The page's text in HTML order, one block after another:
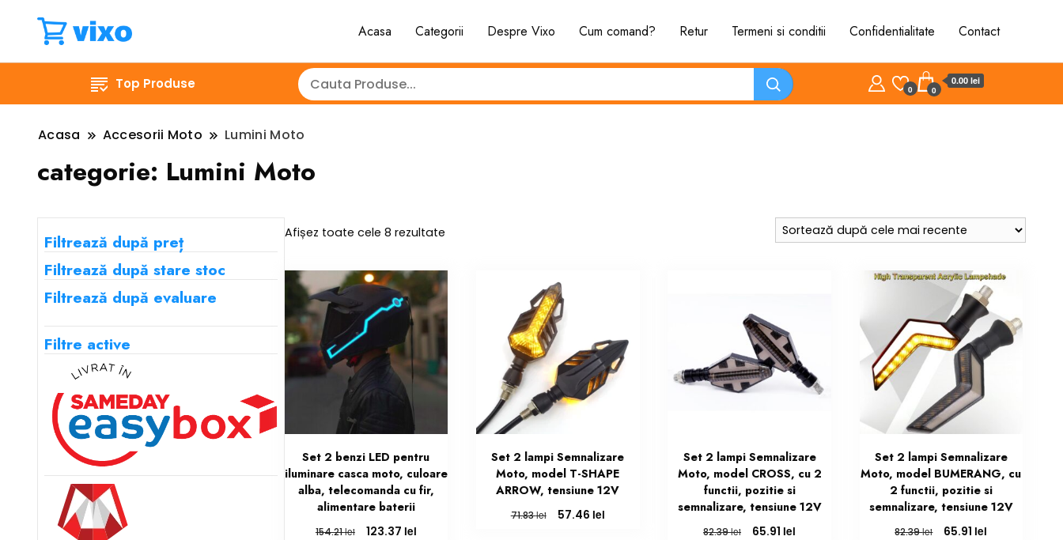
Acasa Categorii Despre Vixo Cum comand? Retur Termeni si conditii Confidentialitate Contact
Top Produse 0 0
0.00 lei
Acasa Accesorii Moto Lumini Moto
categorie: Lumini Moto
Afișez toate cele 8 rezultateSortat
cele
mai
recente
Set 2 benzi LED pentru
iluminare casca moto, culoare
alba, telecomanda cu fir,
alimentare baterii
154.21lei
Prețul
123.37 leiPrețul
Set 2 lampi Semnalizare
Moto, model T-SHAPE
ARROW, tensiune 12V
71.83lei
Prețul
57.46 leiPrețul
Set 2 lampi Semnalizare
Moto, model CROSS, cu 2
functii, pozitie si
semnalizare, tensiune 12V
82.39lei
Prețul
65.91 lei
Set 2 lampi Semnalizare
Moto, model BUMERANG, cu
2 functii, pozitie si
semnalizare, tensiune 12V
82.39lei
Prețul
65.91 lei
Filtrează după preț
Filtrează după stare stoc
Filtrează după evaluare
Filtre active